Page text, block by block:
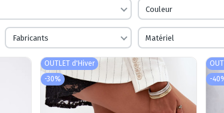
Couleur
Fabricants Matériel
OUTLET d'Hiver
-30%
-